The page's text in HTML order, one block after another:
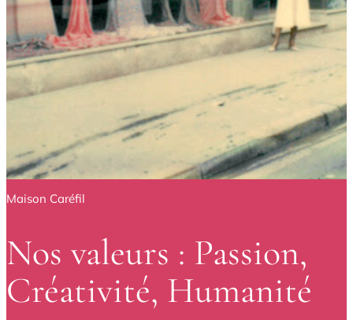
Maison Caréfil
Nos valeurs : Passion,
Créativité, Humanité